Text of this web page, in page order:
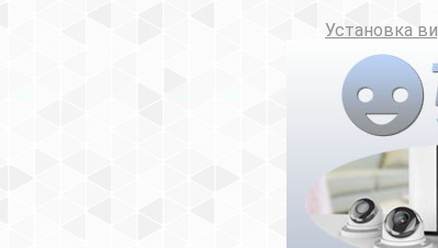
Установка